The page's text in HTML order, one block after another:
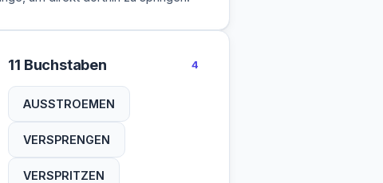
11 Buchstaben 4
AUSSTROEMEN
VERSPRENGEN
VERSPRITZEN